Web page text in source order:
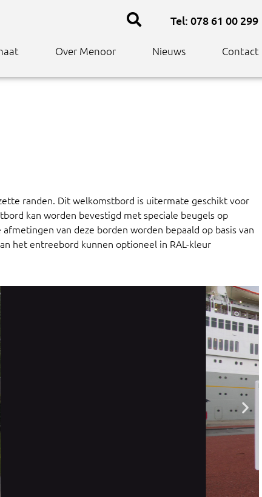
Tel: 078 61 00 299
Over Menoor Nieuws Contact
randen. Dit welkomstbord is uitermate geschikt voor
kan worden bevestigd met speciale beugels op
van deze borden worden bepaald op basis van
het entreebord kunnen optioneel in RAL-kleur